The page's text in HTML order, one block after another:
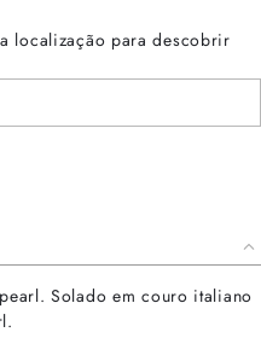
localização para descobrir
Solado em couro italiano